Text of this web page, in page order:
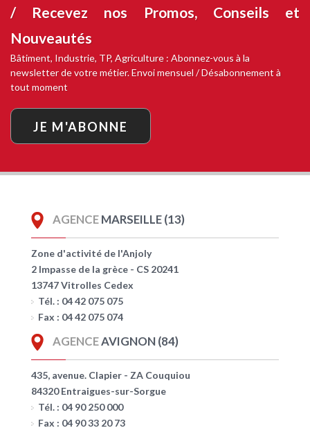
/ Recevez nos Promos, Conseils et
Nouveautés
Bâtiment, Industrie, TP, Agriculture : Abonnez-vous à la
newsletter de votre métier. Envoi mensuel / Désabonnement à
tout moment
JE M'ABONNE
AGENCEMARSEILLE (13)
Zone d'activité de l'Anjoly
2 Impasse de la grèce - CS 20241
13747 Vitrolles Cedex
Tél. : 04 42 075 075
Fax : 04 42 075 074
AGENCEAVIGNON (84)
435, avenue. Clapier - ZA Couquiou
84320 Entraigues-sur-Sorgue
Tél. : 04 90 250 000
Fax : 04 90 33 20 73